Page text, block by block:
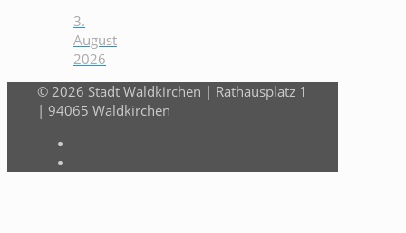
3.
August
2026
© 2026 Stadt Waldkirchen | Rathausplatz 1
| 94065 Waldkirchen